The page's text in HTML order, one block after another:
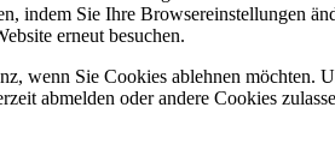
indem Sie Ihre Browsereinstellungen
erneut besuchen.
wenn Sie Cookies ablehnen möchten.
abmelden oder andere Cookies